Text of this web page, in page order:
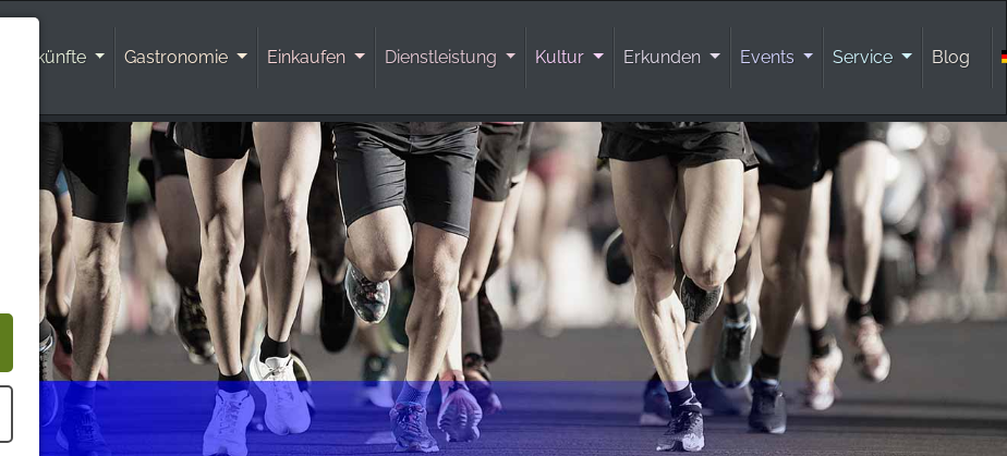
Unterkünfte Gastronomie Einkaufen Dienstleistung Kultur Erkunden Events Service Blog